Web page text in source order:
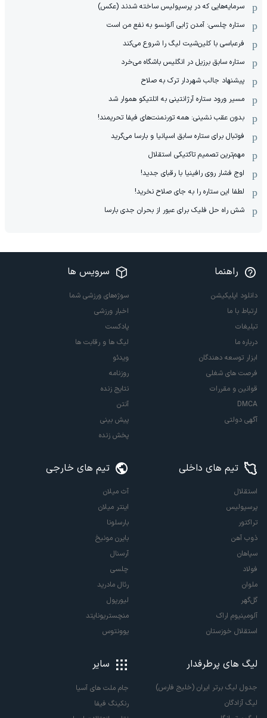
سرمایه‌هایی که در پرسپولیس ساخته شدند (عکس)
ستاره چلسی: آمدن ژابی آلونسو به نفع من است
فرعباسی با کلین‌شیت لیگ را شروع می‌کند
ستاره سابق برزیل در انگلیس باشگاه می‌خرد
پیشنهاد جالب شهردار ترک به صلاح
مسیر ورود ستاره آرژانتینی به اتلتیکو هموار شد
بدون عقب نشینی: همه تورنمنت‌های فیفا تحریمند!
فوتبال برای ستاره سابق اسپانیا و بارسا می‌گرید
مهم‌ترین تصمیم تاکتیکی استقلال
اوج فشار روی رافینیا با رقبای جدید!
لطفا این ستاره را به جای صلاح نخرید!
شش راه حل فلیک برای عبور از بحران جدی بارسا
راهنما
دانلود اپلیکیشن
ارتباط با ما
تبلیغات
درباره ما
ابزار توسعه دهندگان
فرصت های شغلی
قوانین و مقررات
DMCA
آگهی دولتی
سرویس ها
سوژه‌های ورزشی شما
اخبار ورزشی
پادکست
لیگ ها و رقابت ها
ویدئو
روزنامه
نتایج زنده
آنتن
پیش بینی
پخش زنده
تیم های داخلی
استقلال
پرسپولیس
تراکتور
ذوب آهن
سپاهان
فولاد
ملوان
گل‌گهر
آلومینیوم اراک
استقلال خوزستان
تیم های خارجی
آث میلان
اینتر میلان
بارسلونا
بایرن مونیخ
آرسنال
چلسی
رئال مادرید
لیورپول
منچستریونایتد
یوونتوس
لیگ های پرطرفدار
جدول لیگ برتر ایران (خلیج فارس)
لیگ آزادگان
سایر
جام ملت های آسیا
رنکینگ فیفا